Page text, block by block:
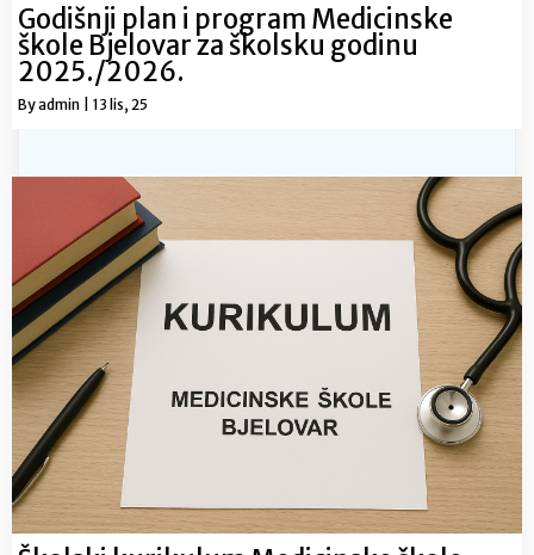
Godišnji plan i program Medicinske
škole Bjelovar za školsku godinu
2025./2026.
Byadmin 13 lis, 25